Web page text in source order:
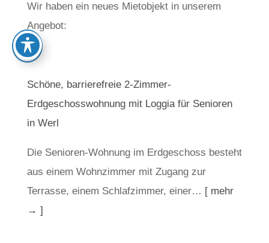
Wir haben ein neues Mietobjekt in unserem
Angebot:
Schöne, barrierefreie 2-Zimmer-
Erdgeschosswohnung mit Loggia für Senioren
in Werl
Die Senioren-Wohnung im Erdgeschoss besteht
aus einem Wohnzimmer mit Zugang zur
Terrasse, einem Schlafzimmer, einer… [ mehr
→ ]